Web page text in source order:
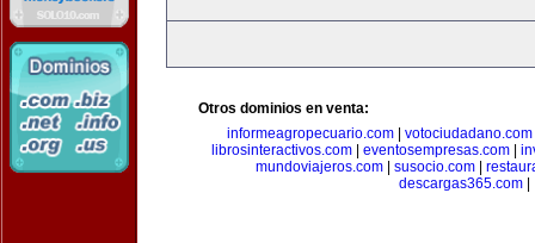
Otros dominios en venta:
informeagropecuario.com| votociudadano.com
librosinteractivos.com| eventosempresas.com|
mundoviajeros.com| susocio.com|
descargas365.com